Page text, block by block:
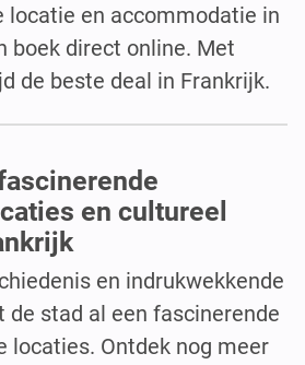
locatie en accommodatie in
boek direct online. Met
de beste deal in Frankrijk.
en cultureel
en indrukwekkende
de stad al een fascinerende
locaties. Ontdek nog meer